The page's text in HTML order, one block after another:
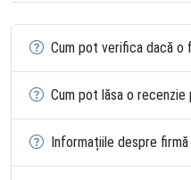
Cum pot verifica dacă o
Cum pot lăsa o
Informațiile despre